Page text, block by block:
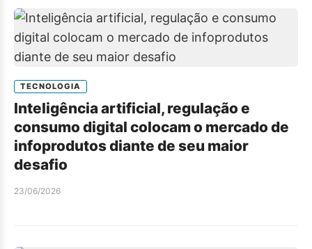
TECNOLOGIA
Inteligência artificial, regulação e
consumo digital colocam o mercado de
infoprodutos diante de seu maior
desafio
23/06/2026